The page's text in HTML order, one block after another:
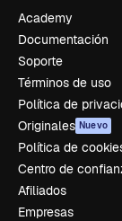
Academy
Documentación
Soporte
Términos de uso
Política de
Originales Nuevo
Política de
Centro de
Afiliados
Empresas